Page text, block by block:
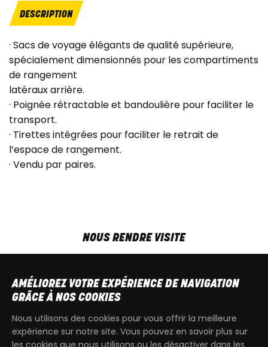
DESCRIPTION
· Sacs de voyage élégants de qualité supérieure,
spécialement dimensionnés pour les compartiments
de rangement
latéraux arrière.
· Poignée rétractable et bandoulière pour faciliter le
transport.
· Tirettes intégrées pour faciliter le retrait de
l’espace de rangement.
· Vendu par paires.
NOUS RENDRE VISITE
SAM9h00 - 13h30
T+32 64 700 970
AMÉLIOREZ VOTRE EXPÉRIENCE DE NAVIGATION
GRÂCE À NOS COOKIES
Nous utilisons des cookies pour vous offrir la meilleure
expérience sur notre site. Vous pouvez en savoir plus sur
les cookies que nous utilisons ou les désactiver dans les